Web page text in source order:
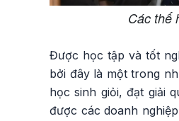
Các thế
Được học tập và tốt
bởi đây là một trong
học sinh giỏi, đạt giải
được các doanh